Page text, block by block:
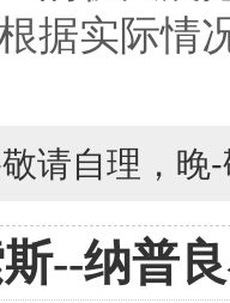
据实际情
请自理，晚
--纳普